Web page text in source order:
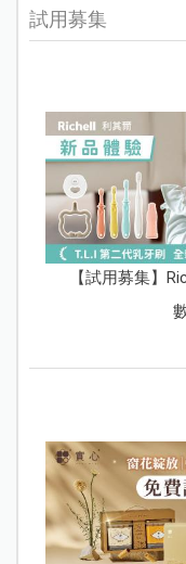
試用募集
【試用募集】